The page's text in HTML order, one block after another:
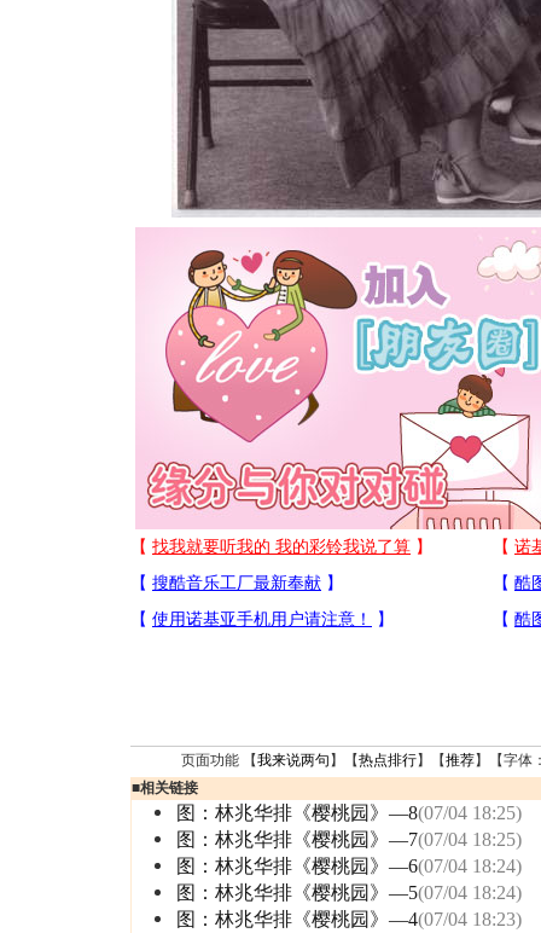
页面功能 【我来说两句 】【热点排行】【推荐】【字体
■相关链接
图：林兆华排《樱桃园》—8(07/04 18:25)
图：林兆华排《樱桃园》—7(07/04 18:25)
图：林兆华排《樱桃园》—6(07/04 18:24)
图：林兆华排《樱桃园》—5(07/04 18:24)
图：林兆华排《樱桃园》—4(07/04 18:23)